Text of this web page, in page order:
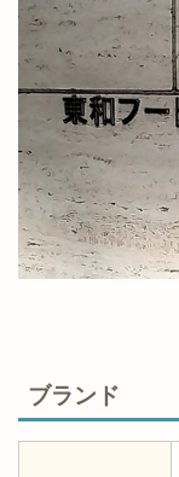
ブランド